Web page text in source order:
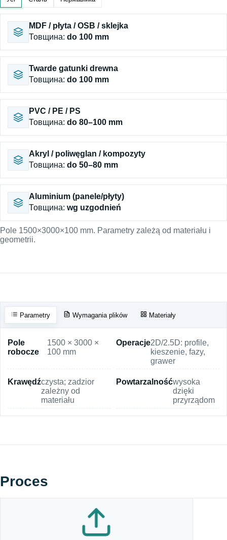
MDF / płyta / OSB / sklejka
Товщина: do 100 mm
Twarde gatunki drewna
Товщина: do 100 mm
PVC / PE / PS
Товщина: do 80–100 mm
Akryl / poliwęglan / kompozyty
Товщина: do 50–80 mm
Aluminium (panele/płyty)
Товщина: wg uzgodnień
Pole 1500×3000×100 mm. Parametry zależą od materiału i
geometrii.
Parametry Wymagania plików Materiały
Pole
robocze
1500 × 3000 ×
100 mm
Operacje2D/2.5D: profile,
kieszenie, fazy,
grawer
Krawędźczysta; zadzior
zależny od
materiału
Powtarzalnośćwysoka
dzięki
przyrządom
Proces